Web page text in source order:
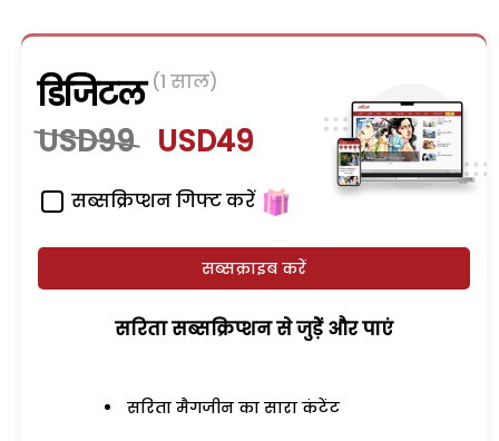
डिजिटल (1 साल)
USD99 USD49
सब्सक्रिप्शन गिफ्ट करें
सब्सक्राइब करें
सरिता सब्सक्रिप्शन से जुड़ेें और पाएं
सरिता मैगजीन का सारा कंटेंट